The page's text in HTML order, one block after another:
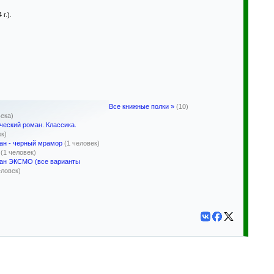
роман. Классика.
- черный мрамор (1 человек)
(1 человек)
ЭКСМО (все варианты
Все книжные полки » (10)